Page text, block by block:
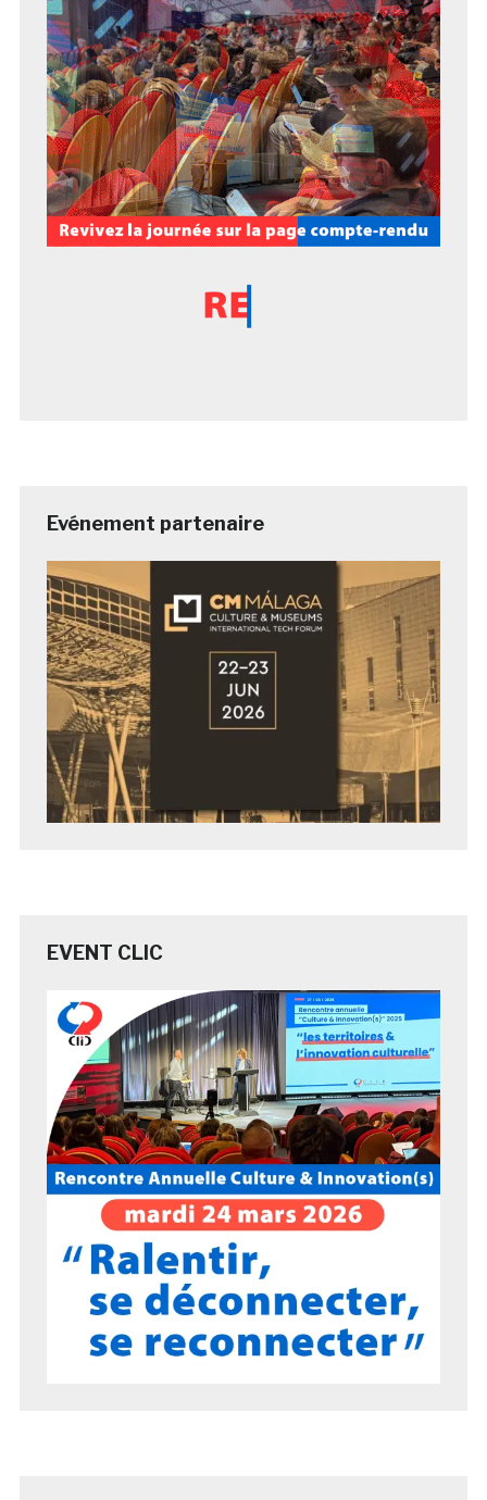
Evénement partenaire
EVENT CLIC